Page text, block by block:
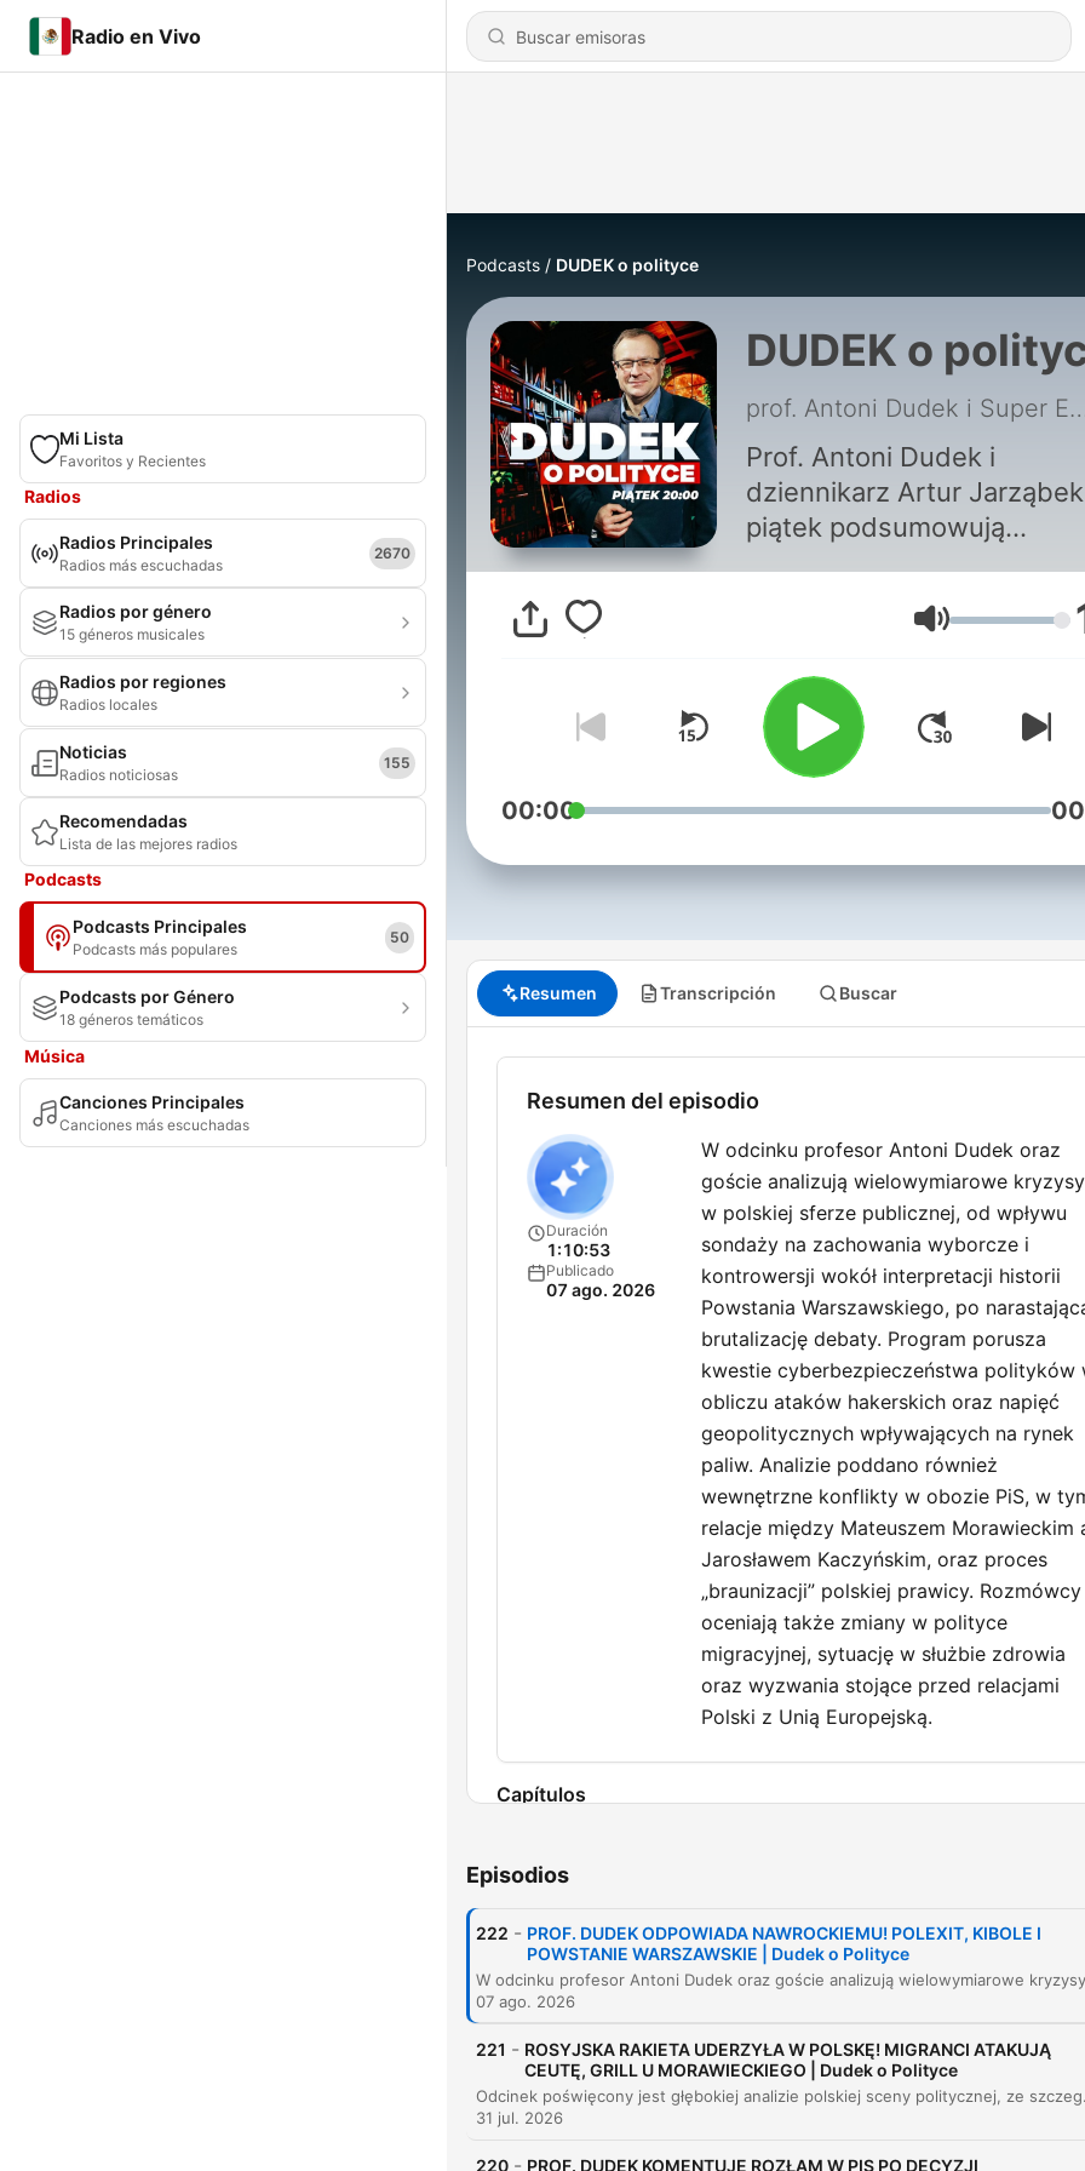
Radio en Vivo
Mi Lista
Favoritos y Recientes
Radios
Radios Principales
Radios más escuchadas
2670
Radios por género
15 géneros musicales
Radios por regiones
Radios locales
Noticias
Radios noticiosas
155
Recomendadas
Lista de las mejores radios
Podcasts
Podcasts Principales
Podcasts más populares
50
Podcasts por Género
18 géneros temáticos
Música
Canciones Principales
Canciones más escuchadas
Podcasts DUDEK o polityce
DUDEK o
prof. Antoni Dudek i
Prof. Antoni Dudek i
dziennikarz Artur
piątek podsumowują
najważniejsze wydarzenia i
prognozując kolejne ruchy
graczy sceny politycznej.
Zapraszamy do słuchania i
komentowania.
Volumen
00:00
Resumen Transcripción Buscar
Resumen del episodio
Duración
1:10:53
Publicado
07 ago. 2026
W odcinku profesor Antoni Dudek oraz
goście analizują wielowymiarowe kryzysy
w polskiej sferze publicznej, od wpływu
sondaży na zachowania wyborcze i
kontrowersji wokół interpretacji historii
Powstania Warszawskiego, po
brutalizację debaty. Program porusza
kwestie cyberbezpieczeństwa polityków
obliczu ataków hakerskich oraz napięć
geopolitycznych wpływających na rynek
paliw. Analizie poddano również
wewnętrzne konflikty w obozie PiS, w
relacje między Mateuszem Morawieckim
Jarosławem Kaczyńskim, oraz proces
„braunizacji” polskiej prawicy. Rozmówcy
oceniają także zmiany w polityce
migracyjnej, sytuację w służbie zdrowia
oraz wyzwania stojące przed relacjami
Polski z Unią Europejską.
Capítulos
00:14:36 Cyberbezpieczeństwo polityków i ataki
00:17:27
00:21:05 Kontrowersje wokół ułaskawień prezydenckich
00:24:57
Nowe inicjatywy polityczne Mateusza
Episodios
222 - PROF. DUDEK ODPOWIADA NAWROCKIEMU! POLEXIT, KIBOLE I
POWSTANIE WARSZAWSKIE | Dudek o Polityce
07 ago. 2026
221 - ROSYJSKA RAKIETA UDERZYŁA W POLSKĘ! MIGRANCI ATAKUJĄ
CEUTĘ, GRILL U MORAWIECKIEGO | Dudek o Polityce
Odcinek poświęcony jest głębokiej analizie polskiej sceny politycznej, ze
31 jul. 2026
220 - PROF. DUDEK KOMENTUJE ROZŁAM W PIS PO DECYZJI